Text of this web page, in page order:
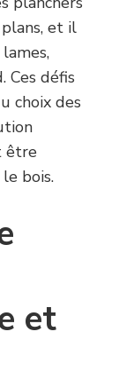
et il
Ces défis
choix des
être
bois.
et